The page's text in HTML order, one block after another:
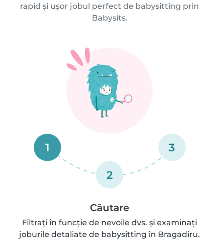
rapid și ușor jobul perfect de babysitting prin
Babysits.
1
2
3
Căutare
Filtrați în funcție de nevoile dvs. și examinați
joburile detaliate de babysitting în Bragadiru.